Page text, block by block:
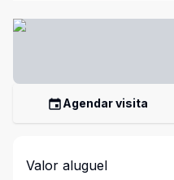
Agendar visita
Valor aluguel